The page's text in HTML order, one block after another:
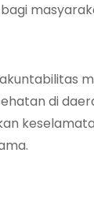
di